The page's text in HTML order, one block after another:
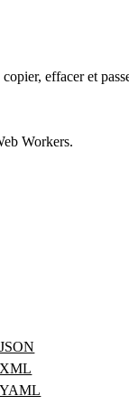
effacer et
Workers.
XML
YAML